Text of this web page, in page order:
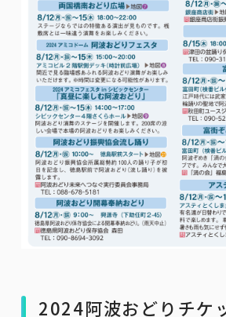
2024阿波おどりチケ